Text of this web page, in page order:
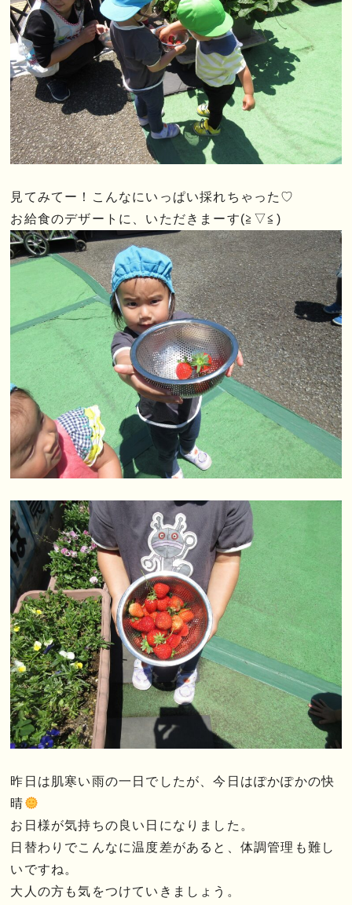
見てみてー！こんなにいっぱい採れちゃった♡
お給食のデザートに、いただきまーす(≧▽≦)
昨日は肌寒い雨の一日でしたが、今日はぽかぽかの快
晴
お日様が気持ちの良い日になりました。
日替わりでこんなに温度差があると、体調管理も難し
いですね。
大人の方も気をつけていきましょう。